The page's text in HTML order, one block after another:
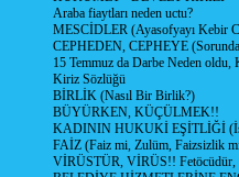
Araba fiaytları neden uctu?
MESCİDLER (Ayasofyayı Kebir
CEPHEDEN, CEPHEYE
15 Temmuz da Darbe Neden oldu,
Kiriz Sözlüğü
BİRLİK (Nasıl Bir Birlik?)
BÜYÜRKEN, KÜÇÜLMEK!!
KADININ HUKUKİ EŞİTLİĞİ
FAİZ (Faiz mi, Zulüm, Faizsizlik
VİRÜSTÜR, VİRÜS!! Fetöcüdür,